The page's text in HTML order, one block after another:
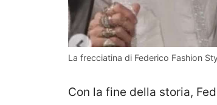
La frecciatina di Federico Fashion
Con la fine della storia,